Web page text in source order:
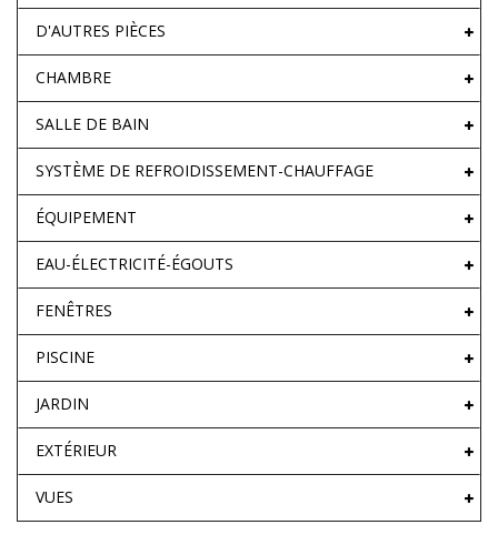
D'AUTRES PIÈCES
CHAMBRE
SALLE DE BAIN
SYSTÈME DE REFROIDISSEMENT-CHAUFFAGE
ÉQUIPEMENT
EAU-ÉLECTRICITÉ-ÉGOUTS
FENÊTRES
PISCINE
JARDIN
EXTÉRIEUR
VUES